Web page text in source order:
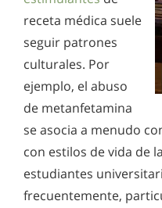
receta médica suele
seguir patrones
culturales. Por
ejemplo, el abuso
de metanfetamina
se asocia a menudo
con estilos de vida de
estudiantes
frecuentemente,